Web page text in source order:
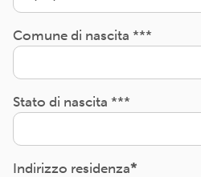
Comune di nascita ***
Stato di nascita ***
Indirizzo residenza